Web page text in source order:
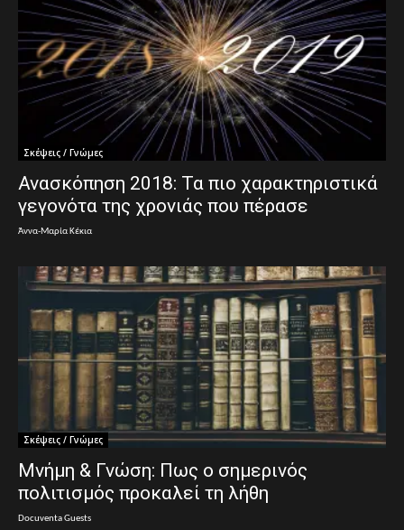
Σκέψεις / Γνώμες
Ανασκόπηση 2018: Τα πιο χαρακτηριστικά
γεγονότα της χρονιάς που πέρασε
Άννα-Μαρία Κέκια
Σκέψεις / Γνώμες
Μνήμη & Γνώση: Πως ο σημερινός
πολιτισμός προκαλεί τη λήθη
Docuventa Guests